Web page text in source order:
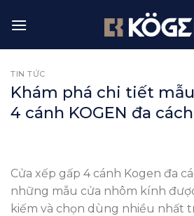
TIN TỨC
Khám phá chi tiết
4 cánh KOGEN đa
Cửa xếp gấp 4 cánh Kogen đa
những mẫu cửa nhôm kính
kiếm và chọn dùng nhiều nhất